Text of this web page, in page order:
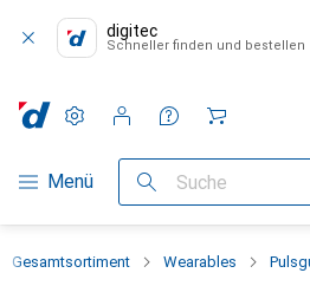
digitec
Schneller finden und bestellen
Navigation nach Kategorien
Menü Suche
Einstellungen
Kundenkonto
Vergleichslisten
Merklisten
Warenkorb
Gesamtsortiment Wearables